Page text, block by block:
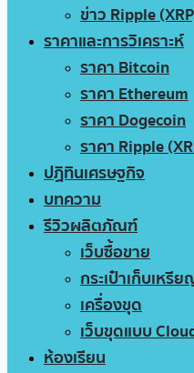
ข่าว Ripple
ราคาและการวิเคราะห์
ราคา Bitcoin
ราคา Ethereum
ราคา Dogecoin
ราคา Ripple
ปฏิทินเศรษฐกิจ
บทความ
รีวิวผลิตภัณฑ์
เว็บซื้อขาย
กระเป๋าเก็บเหรี
เครื่องขุด
เว็บขุดแบบ
ห้องเรียน